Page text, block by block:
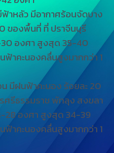
าหลัว มีอากาศร้อนจัดบาง
ของพื้นที่ ที่ ปราจีนบุรี
องศา สูงสุด 35-40
ฟ้าคะนองคลื่นสูงมากกว่า 1
มีฝนฟ้าคะนอง ร้อยละ 20
รีธรรมราช พัทลุง สงขลา
28 องศา สูงสุด 34-39
ฟ้าคะนองคลื่นสูงมากกว่า 1